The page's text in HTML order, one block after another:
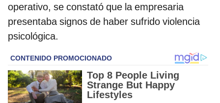
operativo, se constató que la empresaria
presentaba signos de haber sufrido violencia
psicológica.